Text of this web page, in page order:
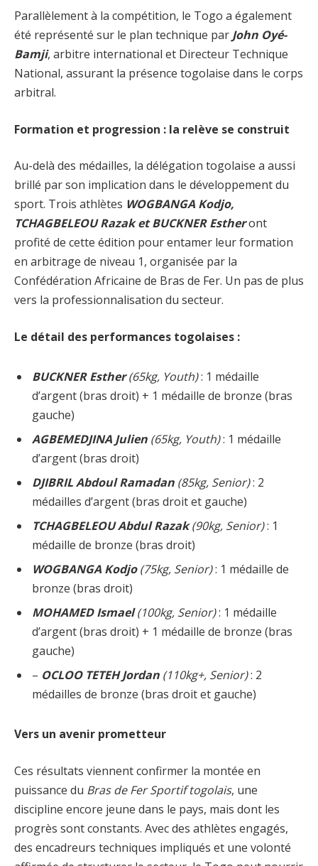
Parallèlement à la compétition, le Togo a également
été représenté sur le plan technique par John Oyé-
Bamji, arbitre international et Directeur Technique
National, assurant la présence togolaise dans le corps
arbitral.
Formation et progression : la relève se construit
Au-delà des médailles, la délégation togolaise a aussi
brillé par son implication dans le développement du
sport. Trois athlètes WOGBANGA Kodjo,
TCHAGBELEOU Razak et BUCKNER Estheront
profité de cette édition pour entamer leur formation
en arbitrage de niveau 1, organisée par la
Confédération Africaine de Bras de Fer. Un pas de plus
vers la professionnalisation du secteur.
Le détail des performances togolaises :
BUCKNER Esther(65kg, Youth): 1 médaille
d’argent (bras droit) + 1 médaille de bronze (bras
gauche)
AGBEMEDJINA Julien (65kg, Youth): 1 médaille
d’argent (bras droit)
DJIBRIL Abdoul Ramadan (85kg, Senior): 2
médailles d’argent (bras droit et gauche)
TCHAGBELEOU Abdul Razak(90kg, Senior): 1
médaille de bronze (bras droit)
WOGBANGA Kodjo(75kg, Senior): 1 médaille de
bronze (bras droit)
MOHAMED Ismael(100kg, Senior): 1 médaille
d’argent (bras droit) + 1 médaille de bronze (bras
gauche)
– OCLOO TETEH Jordan (110kg+, Senior): 2
médailles de bronze (bras droit et gauche)
Vers un avenir prometteur
Ces résultats viennent confirmer la montée en
puissance du Bras de Fer Sportif togolais, une
discipline encore jeune dans le pays, mais dont les
progrès sont constants. Avec des athlètes engagés,
des encadreurs techniques impliqués et une volonté